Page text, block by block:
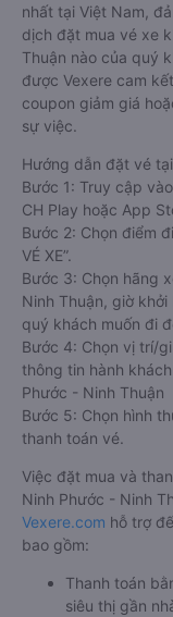
nhất tại Việt Nam,
dịch đặt mua vé xe
Thuận nào của quý
được Vexere cam
coupon giảm giá
sự việc.
Hướng dẫn đặt vé
Bước 1: Truy cập
CH Play hoặc App
Bước 2: Chọn điểm
VÉ XE”.
Bước 3: Chọn hãng
Ninh Thuận, giờ
quý khách muốn đi
Bước 4: Chọn vị trí/
thông tin hành
Phước - Ninh Thuận
Bước 5: Chọn hình
thanh toán vé.
Việc đặt mua và
Ninh Phước - Ninh
Vexere.com hỗ trợ
bao gồm:
Thanh toán
siêu thị gần